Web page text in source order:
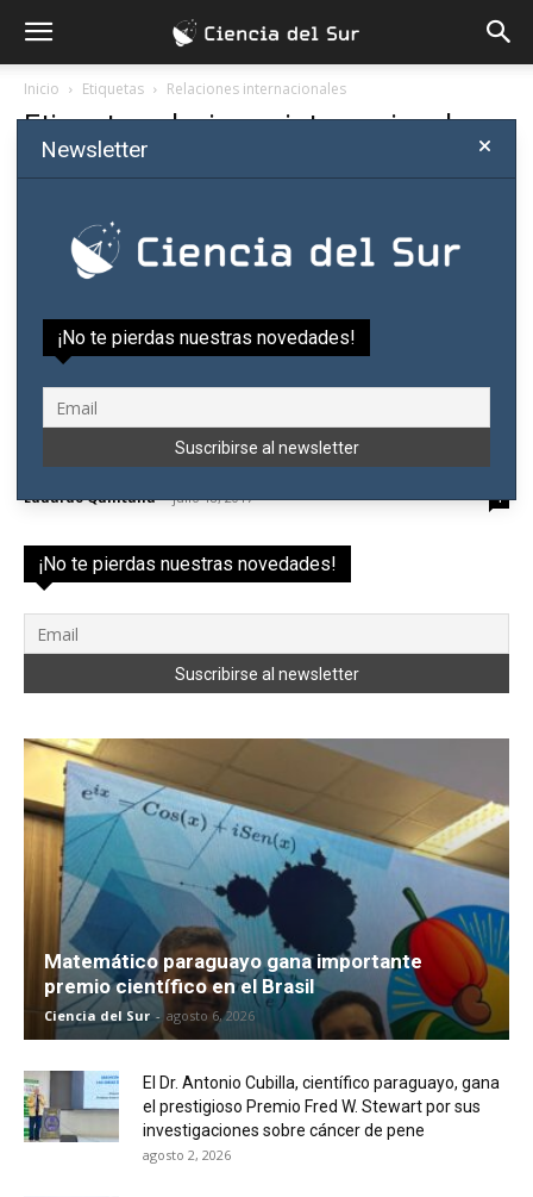
Inicio Etiquetas Relaciones internacionales
Etiqueta: relaciones internacionales
Caballero Campos: «Los ingleses trajeron al
Paraguay el hábito de la...
Eduardo Quintana - julio 18, 2017 1
¡No te pierdas nuestras novedades!
Matemático paraguayo gana importante
premio científico en el Brasil
Ciencia del Sur - agosto 6, 2026
El Dr. Antonio Cubilla, científico paraguayo, gana
el prestigioso Premio Fred W. Stewart por sus
investigaciones sobre cáncer de pene
agosto 2, 2026
Newsletter
¡No te pierdas nuestras novedades!